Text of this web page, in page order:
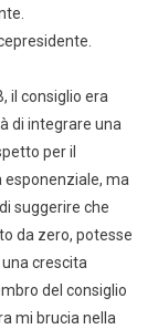
il consiglio era
di integrare una
per il
ma
suggerire che
da zero, potesse
crescita
del consiglio
mi brucia nella